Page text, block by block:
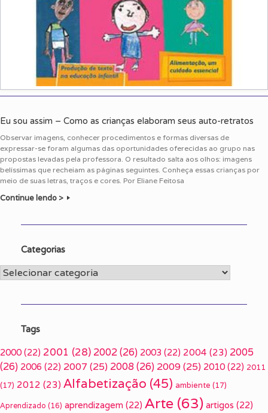
Eu sou assim – Como as crianças elaboram seus auto-retratos
Observar imagens, conhecer procedimentos e formas diversas de
expressar-se foram algumas das oportunidades oferecidas ao grupo nas
propostas levadas pela professora. O resultado salta aos olhos: imagens
belíssimas que recheiam as páginas seguintes. Conheça essas crianças por
meio de suas letras, traços e cores. Por Eliane Feitosa
Continue lendo >
Categorias
Categorias
Tags
2000 (22) 2001 (28) 2002(26) 2003 (22) 2004 (23) 2005
(26) 2006 (22) 2007 (25) 2008(26) 2009(25) 2010 (22) 2011
(17) 2012 (23) Alfabetização (45) ambiente (17)
Aprendizado (16) aprendizagem (22) Arte (63) artigos (22)